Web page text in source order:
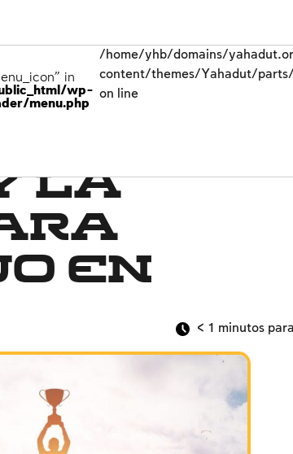
in
wp-
menu.php
/home/yhb/domains/
content/themes/Yahadut/
on line
la
en
< 1 minutos